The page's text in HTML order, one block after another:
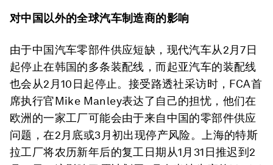
对中国以外的全球汽车制造商的影响
由于中国汽车零部件供应短缺，现代汽车从2月7日
起停止在韩国的多条装配线，而起亚汽车的装配线
也会从2月10日起停止。接受路透社采访时，FCA首
席执行官Mike Manley表达了自己的担忧，他们在
欧洲的一家工厂可能会由于来自中国的零部件供应
问题，在2月底或3月初出现停产风险。上海的特斯
拉工厂将农历新年后的复工日期从1月31日推迟到2